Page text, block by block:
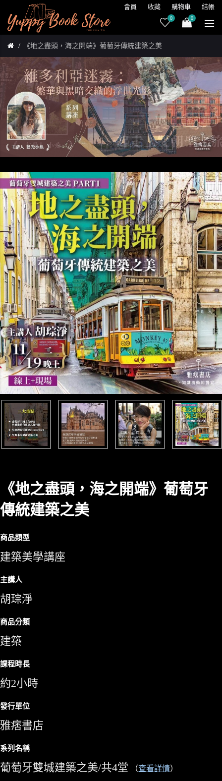
會員 收藏 購物車 結帳
0 0
《地之盡頭，海之開端》葡萄牙傳統建築之美
《地之盡頭，海之開端》葡萄牙
傳統建築之美
商品類型
建築美學講座
主講人
胡琮淨
商品分類
建築
課程時長
約2小時
發行單位
雅痞書店
系列名稱
葡萄牙雙城建築之美/共4堂 （查看詳情）